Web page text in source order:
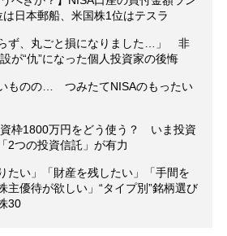
日本郵船、米国株1位はテスラ
らず、丸ごと損になりました…」 非
が“仇”になった個人投資家の後悔
ものの… つみたてNISAのもったい
資枠1800万円をどう使う？ いま投資
2つの投資信託」が有力
たい」「財産を残したい」「手間を
主優待が欲しい」“タイプ別”銘柄選び
30